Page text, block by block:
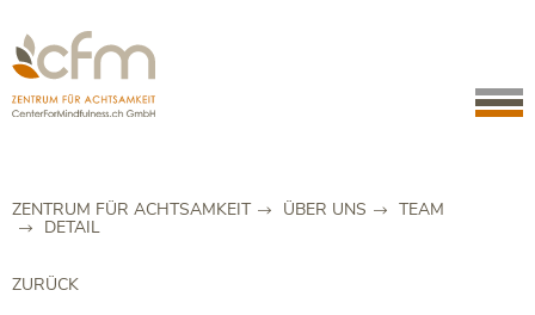
ZENTRUM FÜR ACHTSAMKEIT ÜBER UNS TEAM
DETAIL
ZURÜCK